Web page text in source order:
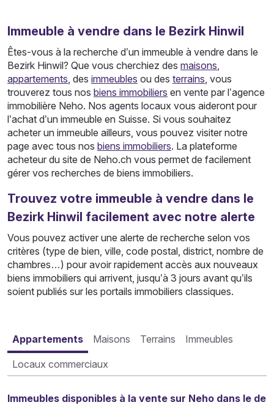
Immeuble à vendre dans le Bezirk Hinwil
Êtes-vous à la recherche d’un immeuble à vendre dans le
Bezirk Hinwil? Que vous cherchiez des maisons,
appartements, des immeubles ou des terrains, vous
trouverez tous nos biens immobiliers en vente par l’agence
immobilière Neho. Nos agents locaux vous aideront pour
l’achat d’un immeuble en Suisse. Si vous souhaitez
acheter un immeuble ailleurs, vous pouvez visiter notre
page avec tous nos biens immobiliers. La plateforme
acheteur du site de Neho.ch vous permet de facilement
gérer vos recherches de biens immobiliers.
Trouvez votre immeuble à vendre dans le
Bezirk Hinwil facilement avec notre alerte
Vous pouvez activer une alerte de recherche selon vos
critères (type de bien, ville, code postal, district, nombre de
chambres…) pour avoir rapidement accès aux nouveaux
biens immobiliers qui arrivent, jusqu’à 3 jours avant qu’ils
soient publiés sur les portails immobiliers classiques.
Appartements Maisons Terrains Immeubles
Locaux commerciaux
Immeubles disponibles à la vente sur Neho dans le de